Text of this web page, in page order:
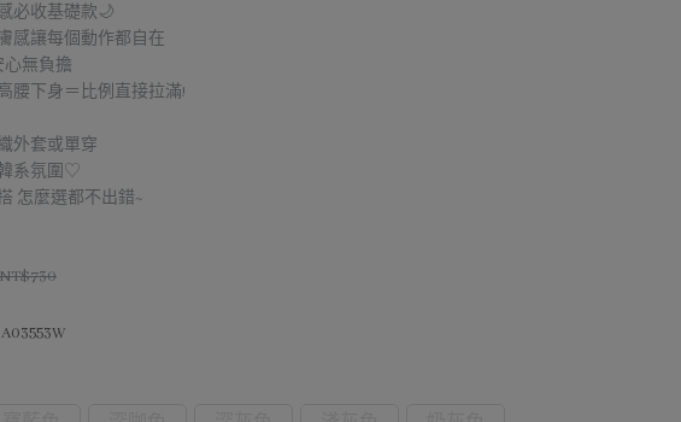
必收基礎款🌙
感讓每個動作都自在
心無負擔
腰下身＝比例直接拉滿!
外套或單穿
系氛圍♡
怎麼選都不出錯~
NT$730